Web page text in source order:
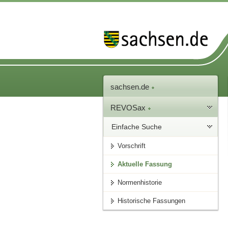
sachsen.de
REVOSax
Einfache Suche
Vorschrift
Aktuelle Fassung
Normenhistorie
Historische Fassungen